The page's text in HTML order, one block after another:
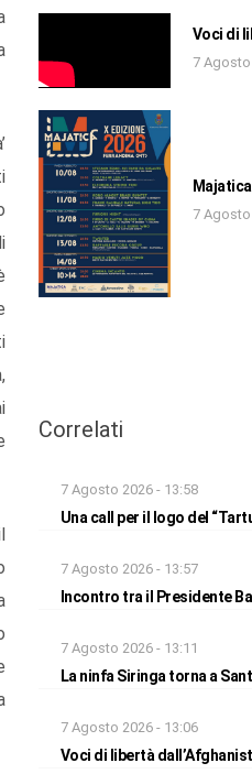
Voci di
7
7
Correlati
7 Agosto 2026 - 13:58
Una call per il logo del
7 Agosto 2026 - 13:57
Incontro tra il Presidente
7 Agosto 2026 - 13:11
La ninfa Siringa torna a
7 Agosto 2026 - 13:06
Voci di libertà